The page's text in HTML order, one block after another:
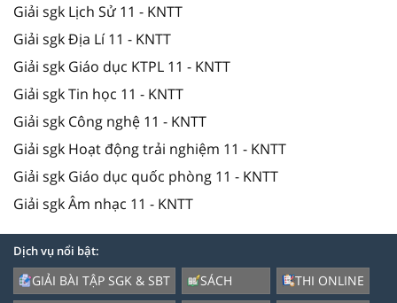
Giải sgk Lịch Sử 11 - KNTT
Giải sgk Địa Lí 11 - KNTT
Giải sgk Giáo dục KTPL 11 - KNTT
Giải sgk Tin học 11 - KNTT
Giải sgk Công nghệ 11 - KNTT
Giải sgk Hoạt động trải nghiệm 11 - KNTT
Giải sgk Giáo dục quốc phòng 11 - KNTT
Giải sgk Âm nhạc 11 - KNTT
Dịch vụ nổi bật:
GIẢI BÀI TẬP SGK & SBT
SÁCH
THI ONLINE